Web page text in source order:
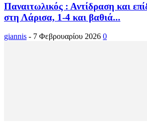
Παναιτωλικός : Αντίδραση και
στη Λάρισα, 1-4 και βαθιά...
giannis - 7 Φεβρουαρίου 2026 0